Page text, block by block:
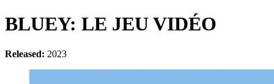
BLUEY: LE JEU VIDÉO
Released: 2023